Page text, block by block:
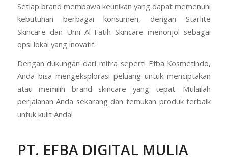
Setiap brand membawa keunikan yang dapat memenuhi
kebutuhan berbagai konsumen, dengan Starlite
Skincare dan Umi Al Fatih Skincare menonjol sebagai
opsi lokal yang inovatif.
Dengan dukungan dari mitra seperti Efba Kosmetindo,
Anda bisa mengeksplorasi peluang untuk menciptakan
atau memilih brand skincare yang tepat. Mulailah
perjalanan Anda sekarang dan temukan produk terbaik
untuk kulit Anda!
PT. EFBA DIGITAL MULIA